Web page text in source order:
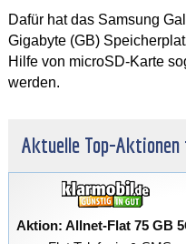
Dafür hat das Samsung
Gigabyte (GB)
Hilfe von microSD-Karte
werden.
Aktuelle Top-
Aktion: Allnet-Flat 75 GB